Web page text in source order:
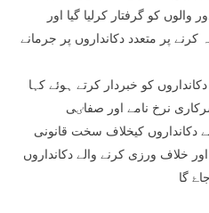
کو گرفتار کرلیا گیا اور
پر متعدد دکانداروں پر جرمانے
کو خبردار کرتے ہوئے کہا
نرخ نامے اور صفاٸی
دکانداروں کیخلاف سخت قانونی
خلاف ورزی کرنے والے دکانداروں
گا